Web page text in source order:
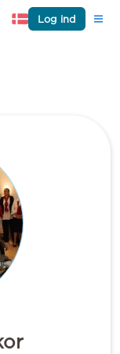
Log ind